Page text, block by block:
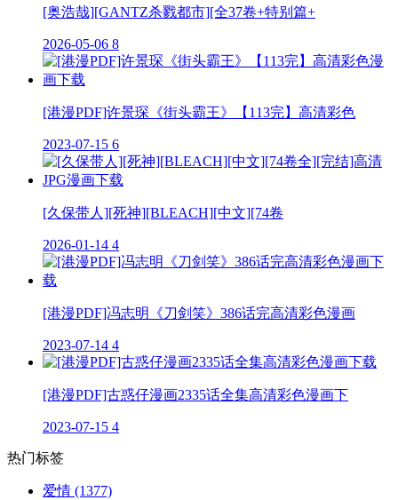
[奥浩哉][GANTZ杀戮都市][全37卷+特别篇+
2026-05-06 8
[港漫PDF]许景琛《街头霸王》【113完】高清彩色
2023-07-15 6
[久保带人][死神][BLEACH][中文][74卷
2026-01-14 4
[港漫PDF]冯志明《刀剑笑》386话完高清彩色漫画
2023-07-14 4
[港漫PDF]古惑仔漫画2335话全集高清彩色漫画下
2023-07-15 4
热门标签
爱情 (1377)